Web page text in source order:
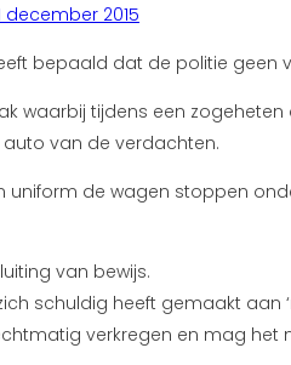
2015
bepaald dat de politie
waarbij tijdens een
van de verdachten.
uniform de wagen stoppen
van bewijs.
schuldig heeft gemaakt
verkregen en mag het